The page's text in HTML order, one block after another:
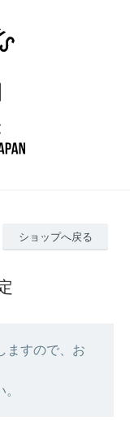
ショップへ戻る
ますので、お